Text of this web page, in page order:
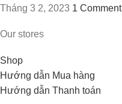
Tháng 3 2, 2023 1 Comment
Our stores
Shop
Hướng dẫn Mua hàng
Hướng dẫn Thanh toán